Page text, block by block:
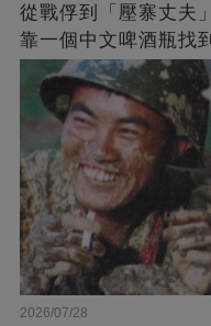
從戰俘到「壓寨丈夫
靠一個中文啤酒瓶找
2026/07/28